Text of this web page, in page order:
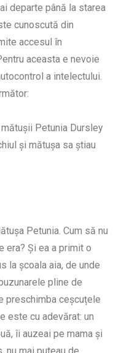
departe până la starea
cunoscută din
accesul în
aceasta e nevoie
a intelectului.
Petunia Dursley
și mătușa sa știau
Petunia. Cum să nu
era? Și ea a primit o
la școala aia, de unde
pline de
preschimba ceșcuțele
este cu adevărat: un
îi auzeai pe mama și